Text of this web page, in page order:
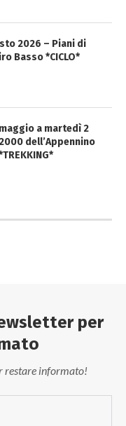
2026 – Piani di
Basso *CICLO*
a martedì 2
dell’Appennino
per
restare informato!